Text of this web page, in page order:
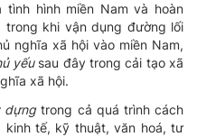
hình miền Nam và hoàn
trong khi vận dụng đường lối
nghĩa xã hội vào miền Nam,
yếu sau đây trong cải tạo xã
xã hội.
dựngtrong cả quá trình cách
kinh tế, kỹ thuật, văn hoá, tư